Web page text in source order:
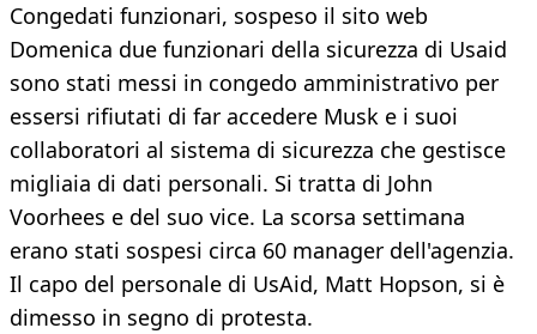
Congedati funzionari, sospeso il sito web
Domenica due funzionari della sicurezza di Usaid
sono stati messi in congedo amministrativo per
essersi rifiutati di far accedere Musk e i suoi
collaboratori al sistema di sicurezza che gestisce
migliaia di dati personali. Si tratta di John
Voorhees e del suo vice. La scorsa settimana
erano stati sospesi circa 60 manager dell'agenzia.
Il capo del personale di UsAid, Matt Hopson, si è
dimesso in segno di protesta.